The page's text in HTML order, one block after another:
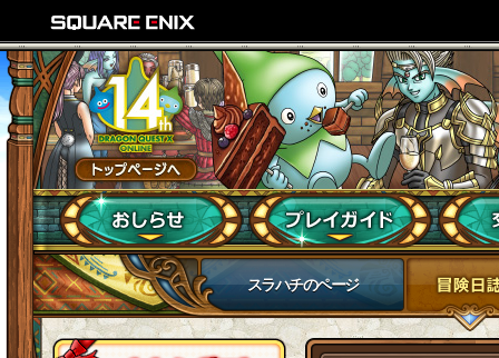
スラハチのページ